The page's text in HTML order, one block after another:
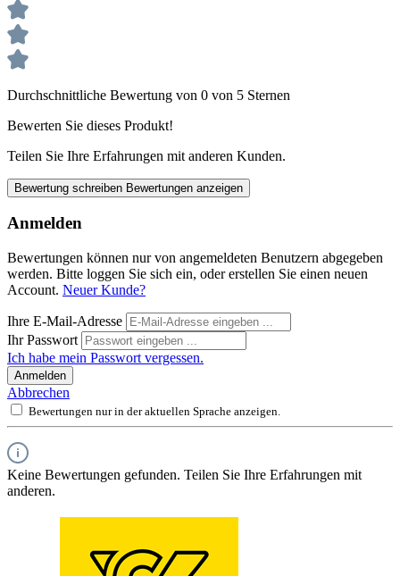
Durchschnittliche Bewertung von 0 von 5 Sternen
Bewerten Sie dieses Produkt!
Teilen Sie Ihre Erfahrungen mit anderen Kunden.
Bewertung schreiben Bewertungen anzeigen
Anmelden
Bewertungen können nur von angemeldeten Benutzern abgegeben
werden. Bitte loggen Sie sich ein, oder erstellen Sie einen neuen
Account. Neuer Kunde?
Ihre E-Mail-Adresse
Ihr Passwort
Ich habe mein Passwort vergessen.
Anmelden
Abbrechen
Bewertungen nur in der aktuellen Sprache anzeigen.
Keine Bewertungen gefunden. Teilen Sie Ihre Erfahrungen mit
anderen.